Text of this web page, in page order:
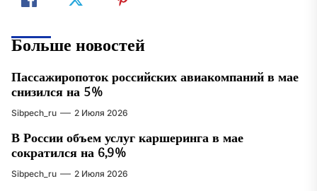
Больше новостей
Пассажиропоток российских авиакомпаний в мае
снизился на 5%
Sibpech_ru 2 Июля 2026
В России объем услуг каршеринга в мае
сократился на 6,9%
Sibpech_ru 2 Июля 2026